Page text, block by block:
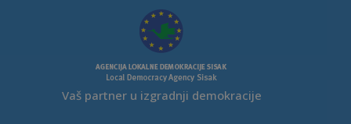
Vaš partner u izgradnji demokracije